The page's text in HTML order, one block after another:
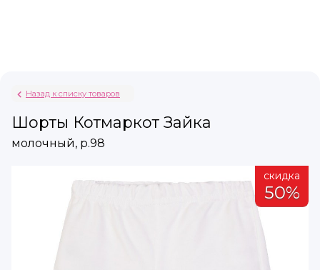
Назад к списку товаров
Шорты Котмаркот Зайка
молочный, р.98
скидка
50%